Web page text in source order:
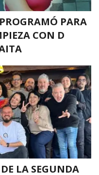
PARA
CON D
LA SEGUNDA